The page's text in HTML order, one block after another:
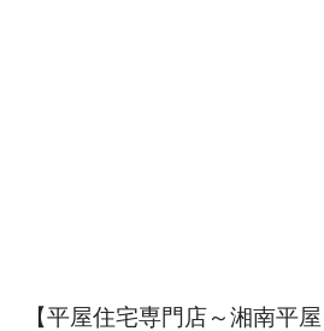
【平屋住宅専門店～湘南平屋